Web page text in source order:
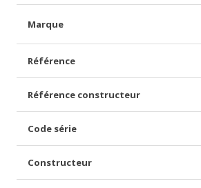
Marque
Référence
Référence constructeur
Code série
Constructeur